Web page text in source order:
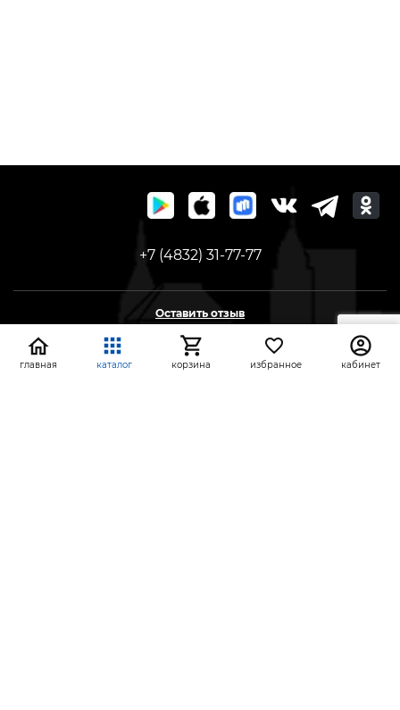
+7 (4832) 31-77-77
Оставить отзыв
Предложение
главная каталог корзина избранное кабинет